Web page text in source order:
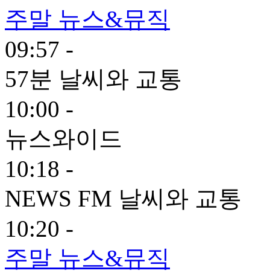
주말 뉴스&뮤직
09:57 -
57분 날씨와 교통
10:00 -
뉴스와이드
10:18 -
NEWS FM 날씨와 교통
10:20 -
주말 뉴스&뮤직